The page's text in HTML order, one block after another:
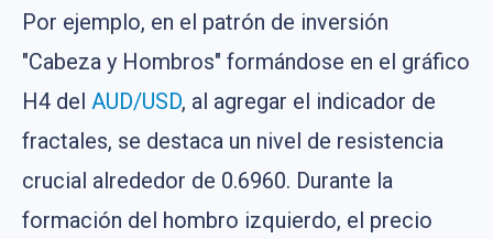
Por ejemplo, en el patrón de inversión
"Cabeza y Hombros" formándose en el gráfico
H4 del AUD/USD, al agregar el indicador de
fractales, se destaca un nivel de resistencia
crucial alrededor de 0.6960. Durante la
formación del hombro izquierdo, el precio